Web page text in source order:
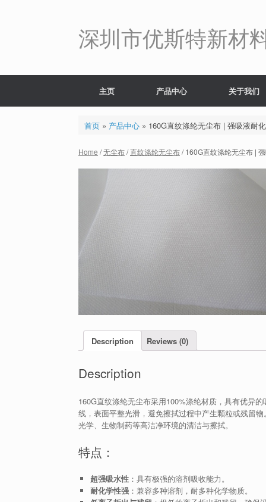
深圳市优斯特新材
主页 产品中心 关于我们
首页» 产品中心» 160G直纹涤纶无尘布 | 强吸液耐
Home /无尘布/直纹涤纶无尘布/ 160G直纹涤纶无尘布 |
Description Reviews (0)
Description
160G直纹涤纶无尘布采用100%涤纶材质，具有优异
线，表面平整光滑，避免擦拭过程中产生颗粒或残留
光学、生物制药等高洁净环境的清洁与擦拭。
特点：
超强吸水性：具有极强的溶剂吸收能力。
耐化学性强：兼容多种溶剂，耐多种化学物质。